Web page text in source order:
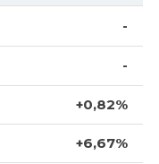
-
-
+0,82%
+6,67%